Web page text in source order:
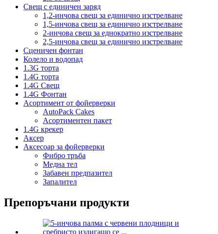
Свещ с единичен заряд
1,2-инчова свещ за единично изстрелване
1,5-инчова свещ за единично изстрелване
2-инчова свещ за еднократно изстрелване
2,5-инчова свещ за единично изстрелване
Сценичен фонтан
Колело и водопад
1.3G торта
1.4G торта
1.4G Свещ
1.4G Фонтан
Асортимент от фойерверки
AutoPack Cakes
Асортиментен пакет
1.4G крекер
Аксер
Аксесоар за фойерверки
Фибро тръба
Медна тел
Забавен предпазител
Запалител
Препоръчани продукти